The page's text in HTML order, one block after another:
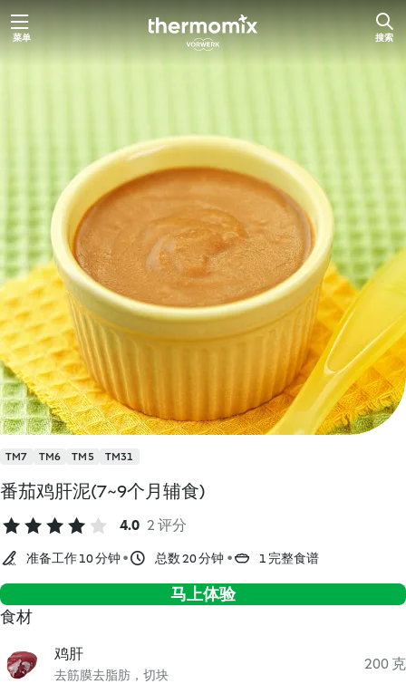
跳菜单 搜索
TM7 TM6 TM5 TM31
番茄鸡肝泥(7~9个月辅食)
4.0 2 评分
准备工作 10 分钟 总数 20 分钟 1 完整食谱
马上体验
食材
鸡肝
去筋膜去脂肪，切块
200 克